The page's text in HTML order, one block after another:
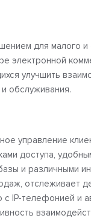
для малого и
электронной
улучшить
обслуживания.
управление
доступа,
и различными
отслеживает
IP-телефонией и